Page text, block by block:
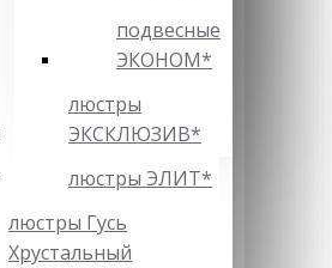
подвесные
ЭКОНОМ*
люстры
ЭКСКЛЮЗИВ*
люстры ЭЛИТ*
люстры Гусь
Хрустальный